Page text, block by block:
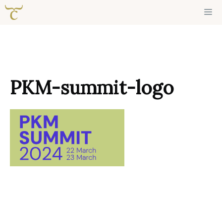
Ga
naar
PKM-summit-logo